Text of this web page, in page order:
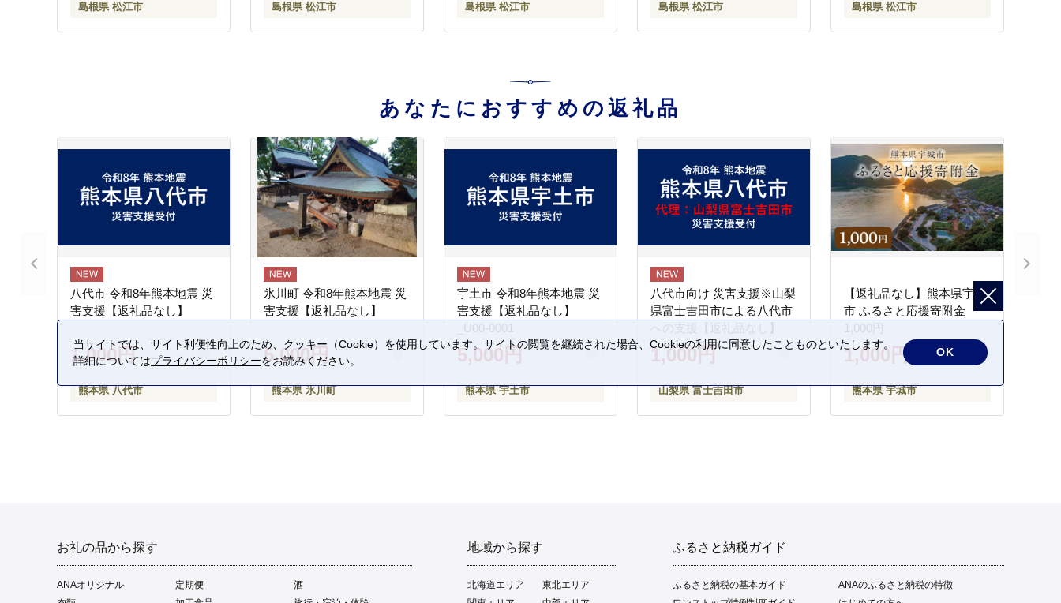
島根県 松江市 島根県 松江市 島根県 松江市 島根県 松江市 島根県 松江市
あなたにおすすめの返礼品
八代市 令和8年熊本地震 災
害支援【返礼品なし】
1,000円
熊本県 八代市
氷川町 令和8年熊本地震 災
害支援【返礼品なし】
5,000円
熊本県 氷川町
宇土市 令和8年熊本地震 災
害支援【返礼品なし】
_U00-0001
5,000円
熊本県 宇土市
八代市向け 災害支援※山梨
県富士吉田市による八代市
への支援【返礼品なし】
1,000円
山梨県 富士吉田市
【返礼品なし】熊本県宇城
市 ふるさと応援寄附金
1,000円
1,000円
熊本県 宇城市
お礼の品から探す
ANAオリジナル 定期便
酒
地域から探す
北海道エリア
東北エリア
ふるさと納税ガイド
ふるさと納税の基本ガイド
ANAのふるさと納税の特徴
当サイトでは、サイト利便性向上のため、クッキー（Cookie）を使用しています。サイトの閲覧を継続された場合、Cookieの利用に同意したことものといたします。
詳細についてはプライバシーポリシーをお読みください。
OK